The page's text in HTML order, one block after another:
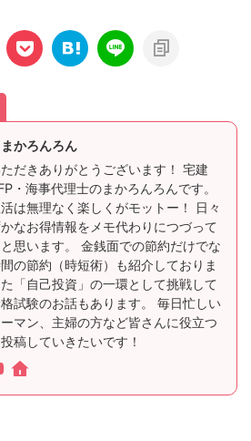
かろんろん
だきありがとうございます！ 宅建
・海事代理士のまかろんろんです。
は無理なく楽しくがモットー！ 日々
なお得情報をメモ代わりにつづって
思います。 金銭面での節約だけでな
の節約（時短術）も紹介しておりま
「自己投資」の一環として挑戦して
試験のお話もあります。 毎日忙しい
マン、主婦の方など皆さんに役立つ
稿していきたいです！